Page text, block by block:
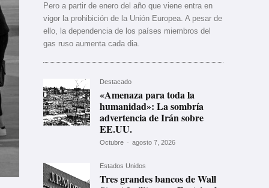
Pero a partir de enero del año que viene entra en
vigor la prohibición de la Unión Europea. A pesar de
ello, la dependencia de los países miembros del
gas ruso aumenta cada dia.
Destacado
«Amenaza para toda la
humanidad»: La sombría
advertencia de Irán sobre
EE.UU.
Octubre - agosto 7, 2026
Estados Unidos
Tres grandes bancos de Wall